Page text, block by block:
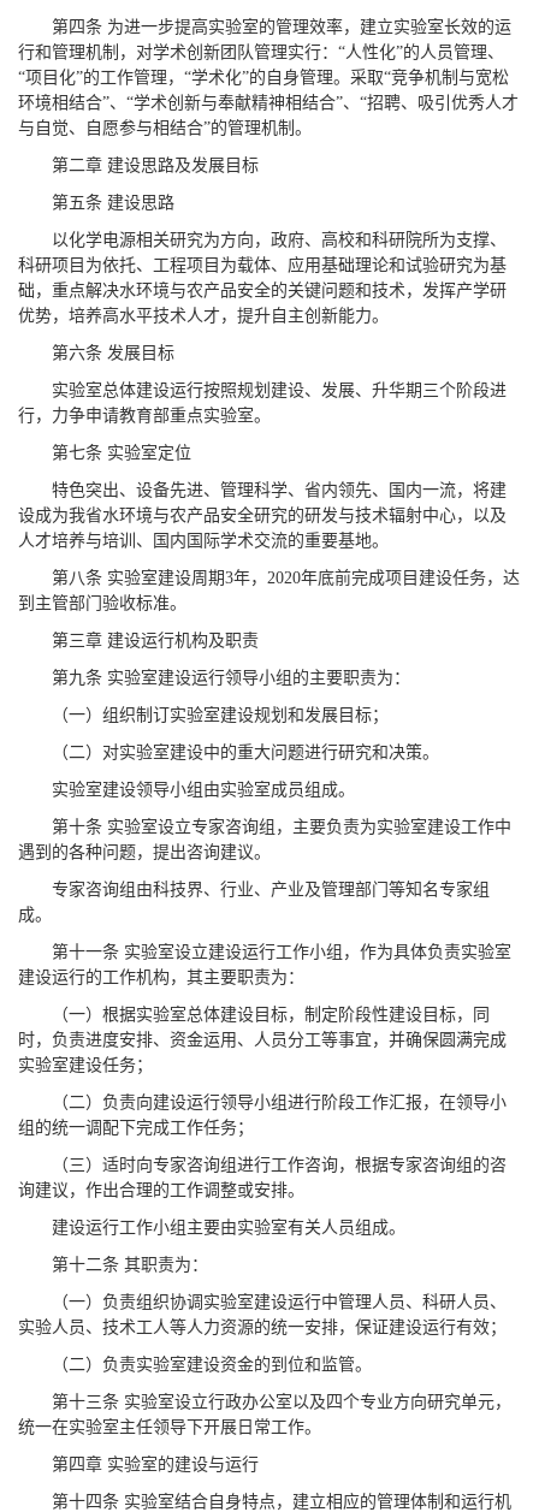
第四条 为进一步提高实验室的管理效率，建立实验室长效的运
行和管理机制，对学术创新团队管理实行：“人性化”的人员管理、
“项目化”的工作管理，“学术化”的自身管理。采取“竞争机制与宽松
环境相结合”、“学术创新与奉献精神相结合”、“招聘、吸引优秀人才
与自觉、自愿参与相结合”的管理机制。
第二章 建设思路及发展目标
第五条 建设思路
以化学电源相关研究为方向，政府、高校和科研院所为支撑、
科研项目为依托、工程项目为载体、应用基础理论和试验研究为基
础，重点解决水环境与农产品安全的关键问题和技术，发挥产学研
优势，培养高水平技术人才，提升自主创新能力。
第六条 发展目标
实验室总体建设运行按照规划建设、发展、升华期三个阶段进
行，力争申请教育部重点实验室。
第七条 实验室定位
特色突出、设备先进、管理科学、省内领先、国内一流，将建
设成为我省水环境与农产品安全研究的研发与技术辐射中心，以及
人才培养与培训、国内国际学术交流的重要基地。
第八条 实验室建设周期3年，2020年底前完成项目建设任务，达
到主管部门验收标准。
第三章 建设运行机构及职责
第九条 实验室建设运行领导小组的主要职责为：
（一）组织制订实验室建设规划和发展目标；
（二）对实验室建设中的重大问题进行研究和决策。
实验室建设领导小组由实验室成员组成。
第十条 实验室设立专家咨询组，主要负责为实验室建设工作中
遇到的各种问题，提出咨询建议。
专家咨询组由科技界、行业、产业及管理部门等知名专家组
成。
第十一条 实验室设立建设运行工作小组，作为具体负责实验室
建设运行的工作机构，其主要职责为：
（一）根据实验室总体建设目标，制定阶段性建设目标，同
时，负责进度安排、资金运用、人员分工等事宜，并确保圆满完成
实验室建设任务；
（二）负责向建设运行领导小组进行阶段工作汇报，在领导小
组的统一调配下完成工作任务；
（三）适时向专家咨询组进行工作咨询，根据专家咨询组的咨
询建议，作出合理的工作调整或安排。
建设运行工作小组主要由实验室有关人员组成。
第十二条 其职责为：
（一）负责组织协调实验室建设运行中管理人员、科研人员、
实验人员、技术工人等人力资源的统一安排，保证建设运行有效；
（二）负责实验室建设资金的到位和监管。
第十三条 实验室设立行政办公室以及四个专业方向研究单元，
统一在实验室主任领导下开展日常工作。
第四章 实验室的建设与运行
第十四条 实验室结合自身特点，建立相应的管理体制和运行机